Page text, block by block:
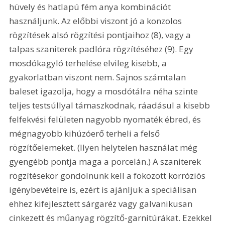
hüvely és hatlapú fém anya kombinációt
használjunk. Az előbbi viszont jó a konzolos
rögzítések alsó rögzítési pontjaihoz (8), vagy a
talpas szaniterek padlóra rögzítéséhez (9). Egy
mosdókagyló terhelése elvileg kisebb, a
gyakorlatban viszont nem. Sajnos számtalan
baleset igazolja, hogy a mosdótálra néha szinte
teljes testsúllyal támaszkodnak, ráadásul a kisebb
felfekvési felületen nagyobb nyomaték ébred, és
mégnagyobb kihúzóerő terheli a felső
rögzítőelemeket. (Ilyen helytelen használat még
gyengébb pontja maga a porcelán.) A szaniterek
rögzítésekor gondolnunk kell a fokozott korróziós
igénybevételre is, ezért is ajánljuk a speciálisan
ehhez kifejlesztett sárgaréz vagy galvanikusan
cinkezett és műanyag rögzítő-garnitúrákat. Ezekkel